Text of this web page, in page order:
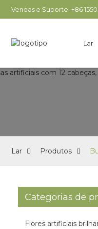
Vendas e Suporte: +86
Lar
Lar Produtos
Categorias de
Flores artificiais
Loading...
Loading...